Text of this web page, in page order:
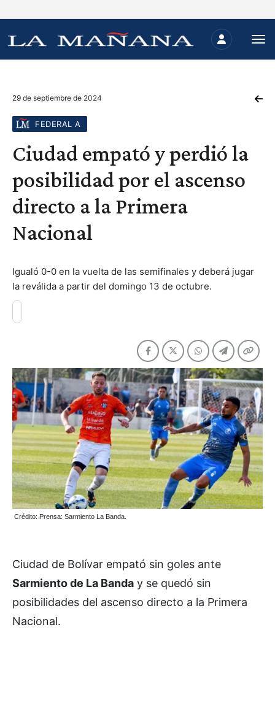
29 de septiembre de 2024
FEDERAL A
Ciudad empató y perdió la
posibilidad por el ascenso
directo a la Primera
Nacional
Igualó 0-0 en la vuelta de las semifinales y deberá jugar
la reválida a partir del domingo 13 de octubre.
Crédito: Prensa: Sarmiento La Banda.
Ciudad de Bolívar empató sin goles ante
Sarmiento de La Banda y se quedó sin
posibilidades del ascenso directo a la Primera
Nacional.